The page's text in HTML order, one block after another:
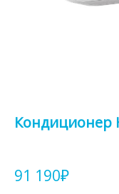
Кондиционер
91 190₽